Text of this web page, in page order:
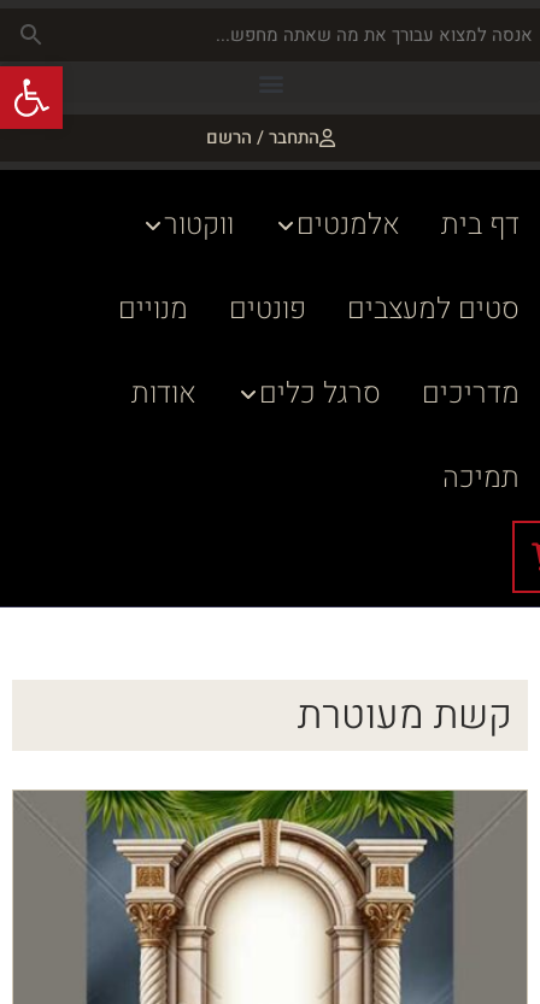
התחבר / הרשם
דף בית אלמנטים
ווקטור
סטים למעצבים
פונטים
מנויים
מדריכים
סרגל כלים
אודות
תמיכה
קשת מעוטרת